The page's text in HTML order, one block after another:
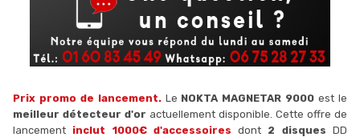
Prix promo de lancement.Le NOKTA MAGNETAR 9000 est le
meilleur détecteur d'or actuellement disponible. Cette offre de
lancement inclut 1000€ d'accessoiresdont 2 disquesDD